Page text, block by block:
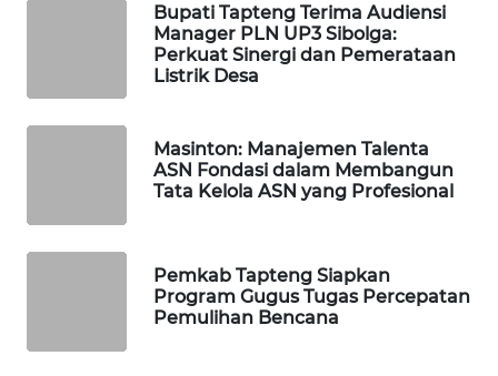
Bupati Tapteng Terima Audiensi
Manager PLN UP3 Sibolga:
Perkuat Sinergi dan Pemerataan
Listrik Desa
Masinton: Manajemen Talenta
ASN Fondasi dalam Membangun
Tata Kelola ASN yang Profesional
Pemkab Tapteng Siapkan
Program Gugus Tugas Percepatan
Pemulihan Bencana
WALINKI